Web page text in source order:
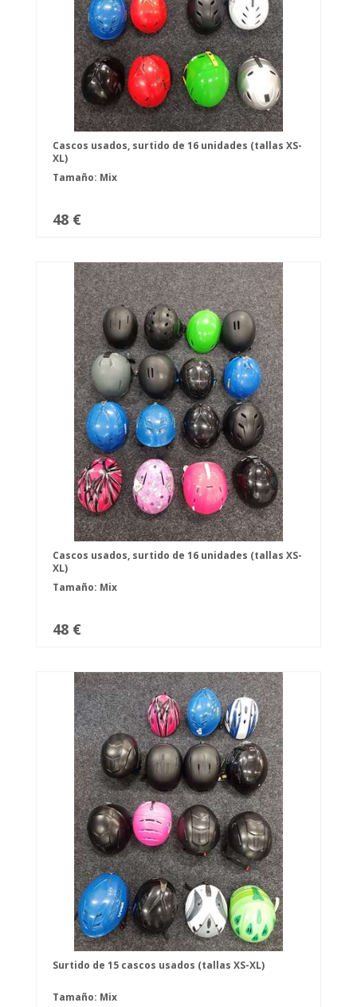
Cascos usados, surtido de 16 unidades (tallas XS-
XL)
Tamaño: Mix
48 €
Cascos usados, surtido de 16 unidades (tallas XS-
XL)
Tamaño: Mix
48 €
Surtido de 15 cascos usados (tallas XS-XL)
Tamaño: Mix